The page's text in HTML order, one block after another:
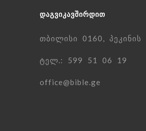
ᲓᲐᲒᲕᲘᲙᲐᲕᲨᲘᲠᲓᲘᲗ
თბილისი 0160,
ტელ.: 599 51 06 19
office@bible.ge